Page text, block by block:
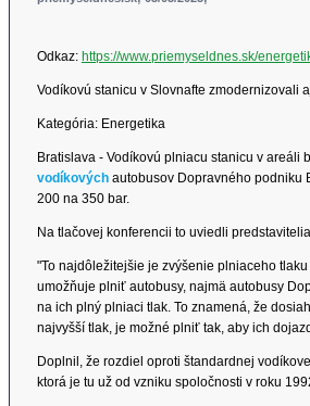
Odkaz: https://www.priemyseldnes.sk/
Vodíkovú stanicu v Slovnafte zmodernizovali
Kategória: Energetika
Bratislava - Vodíkovú plniacu stanicu v
vodíkových autobusov Dopravného podniku
200 na 350 bar.
Na tlačovej konferencii to uviedli
"To najdôležitejšie je zvýšenie plniaceho
umožňuje plniť autobusy, najmä autobusy
na ich plný plniaci tlak. To znamená, že
najvyšší tlak, je možné plniť tak, aby ich
Doplnil, že rozdiel oproti štandardnej
ktorá je tu už od vzniku spoločnosti v roku